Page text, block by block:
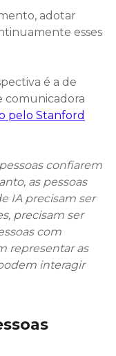
adotar
esses
é a de
comunicadora
pelo Stanford
confiarem
as pessoas
IA precisam ser
precisam ser
com
representar as
interagir